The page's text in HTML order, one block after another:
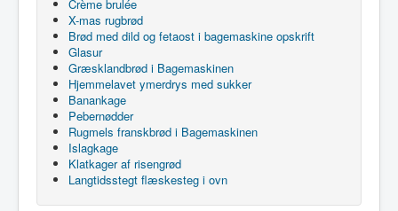
Crème brulée
X-mas rugbrød
Brød med dild og fetaost i bagemaskine opskrift
Glasur
Græsklandbrød i Bagemaskinen
Hjemmelavet ymerdrys med sukker
Banankage
Pebernødder
Rugmels franskbrød i Bagemaskinen
Islagkage
Klatkager af risengrød
Langtidsstegt flæskesteg i ovn